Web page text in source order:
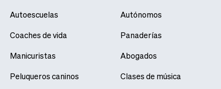
Autoescuelas
Coaches de vida
Manicuristas
Peluqueros caninos
Autónomos
Panaderías
Abogados
Clases de música